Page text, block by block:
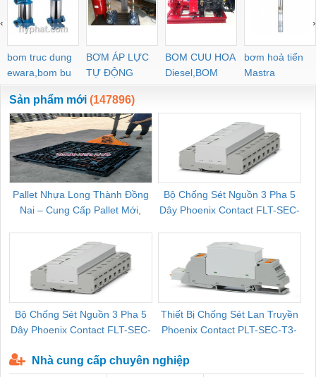
bom truc dung
ewara,bom bu
ewara
BƠM ÁP LỰC
TỰ ĐỘNG
BOM CUU HOA
Diesel,BOM
CHUA CHAY
bơm hoả tiển
Mastra
‹ ›
Sản phẩm mới (147896)
Pallet Nhựa Long Thành Đồng
Nai – Cung Cấp Pallet Mới,
Bộ Chống Sét Nguồn 3 Pha 5
Dây Phoenix Contact FLT-SEC-
Bộ Chống Sét Nguồn 3 Pha 5
Dây Phoenix Contact FLT-SEC-
Thiết Bị Chống Sét Lan Truyền
Phoenix Contact PLT-SEC-T3-
Nhà cung cấp chuyên nghiệp